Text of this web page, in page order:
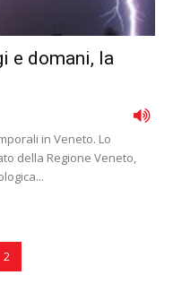
e domani, la
in Veneto. Lo
della Regione Veneto,
2